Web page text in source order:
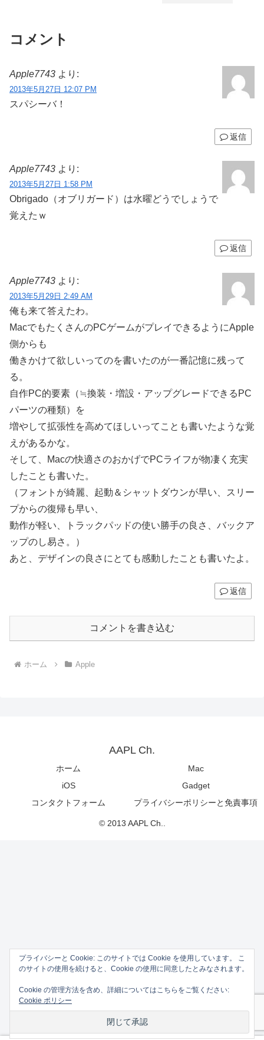
コメント
Apple7743 より:
2013年5月27日 12:07 PM
スパシーバ！
返信
Apple7743 より:
2013年5月27日 1:58 PM
Obrigado（オブリガード）は水曜どうでしょうで
覚えたｗ
返信
Apple7743 より:
2013年5月29日 2:49 AM
俺も来て答えたわ。
MacでもたくさんのPCゲームがプレイできるようにApple
側からも
働きかけて欲しいってのを書いたのが一番記憶に残って
る。
自作PC的要素（≒換装・増設・アップグレードできるPC
パーツの種類）を
増やして拡張性を高めてほしいってことも書いたような覚
えがあるかな。
そして、Macの快適さのおかげでPCライフが物凄く充実
したことも書いた。
（フォントが綺麗、起動＆シャットダウンが早い、スリー
プからの復帰も早い、
動作が軽い、トラックパッドの使い勝手の良さ、バックア
ップのし易さ。）
あと、デザインの良さにとても感動したことも書いたよ。
返信
コメントを書き込む
ホーム Apple
AAPL Ch.
ホーム
Mac
iOS
Gadget
コンタクトフォーム
プライバシーポリシーと免責事項
© 2013 AAPL Ch..
プライバシーと Cookie: このサイトでは Cookie を使用しています。 こ
のサイトの使用を続けると、Cookie の使用に同意したとみなされます。
Cookie の管理方法を含め、詳細についてはこちらをご覧ください:
Cookie ポリシー